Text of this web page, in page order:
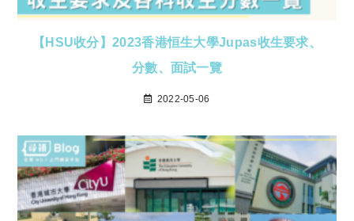
【HSU收分】2023香港恒生大學Jupas收生要求、
分數、面試一覽
2022-05-06